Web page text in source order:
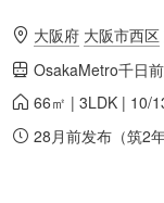
大阪府 大阪市西区
OsakaMetro千日
66㎡ | 3LDK | 10/
28月前发布（筑2年